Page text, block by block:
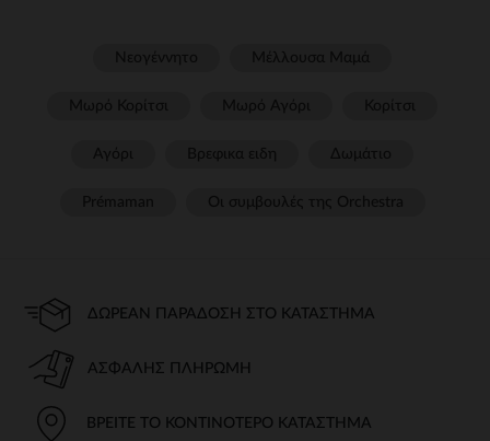
ΔΩΡΕΆΝ ΠΑΡΆΔΟΣΗ ΣΤΟ ΚΑΤΆΣΤΗΜΑ
ΑΣΦΑΛΉΣ ΠΛΗΡΩΜΉ
ΒΡΕΊΤΕ ΤΟ ΚΟΝΤΙΝΌΤΕΡΟ ΚΑΤΆΣΤΗΜΑ